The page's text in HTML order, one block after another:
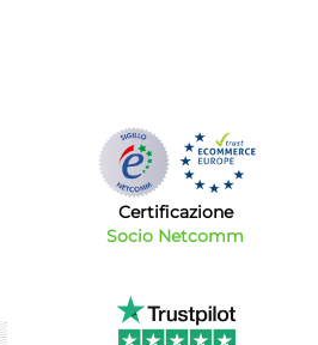
Certificazione
Socio Netcomm